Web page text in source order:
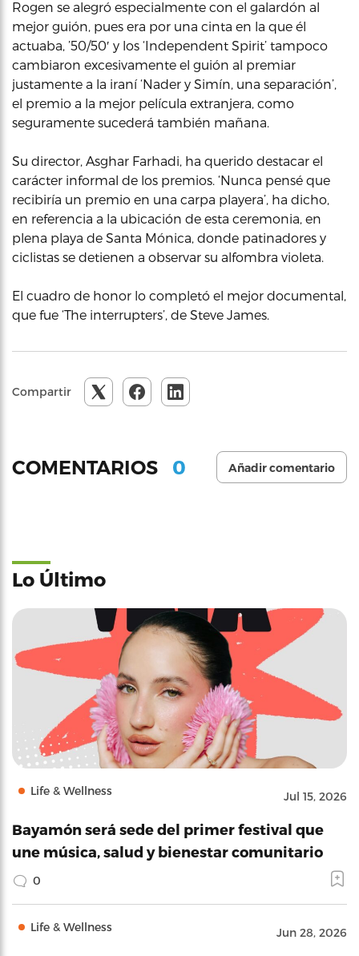
Rogen se alegró especialmente con el galardón al
mejor guión, pues era por una cinta en la que él
actuaba, ’50/50′ y los ‘Independent Spirit’ tampoco
cambiaron excesivamente el guión al premiar
justamente a la iraní ‘Nader y Simín, una separación’,
el premio a la mejor película extranjera, como
seguramente sucederá también mañana.
Su director, Asghar Farhadi, ha querido destacar el
carácter informal de los premios. ‘Nunca pensé que
recibiría un premio en una carpa playera’, ha dicho,
en referencia a la ubicación de esta ceremonia, en
plena playa de Santa Mónica, donde patinadores y
ciclistas se detienen a observar su alfombra violeta.
El cuadro de honor lo completó el mejor documental,
que fue ‘The interrupters’, de Steve James.
Compartir
COMENTARIOS 0 Añadir comentario
Lo Último
Life & Wellness Jul 15, 2026
Bayamón será sede del primer festival que
une música, salud y bienestar comunitario
0
Life & Wellness Jun 28, 2026